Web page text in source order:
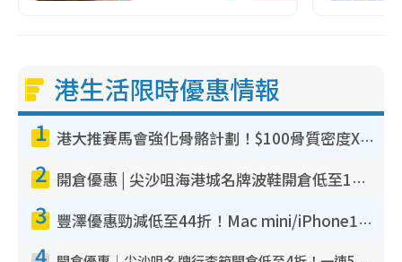
港生活限時優惠情報
1 港大推賽馬會強化骨骼計劃！$100骨質密度X光檢查 完成免費運動訓練送超市禮券！附參加資格
2 開倉優惠 | 尖沙咀海港城名牌波鞋開倉低至1折！On鞋$899起／Joy&Peace鞋履$98起
3 豐澤優惠勁減低至44折！Mac mini/iPhone17Pro大減價！廚房家電$220起
4